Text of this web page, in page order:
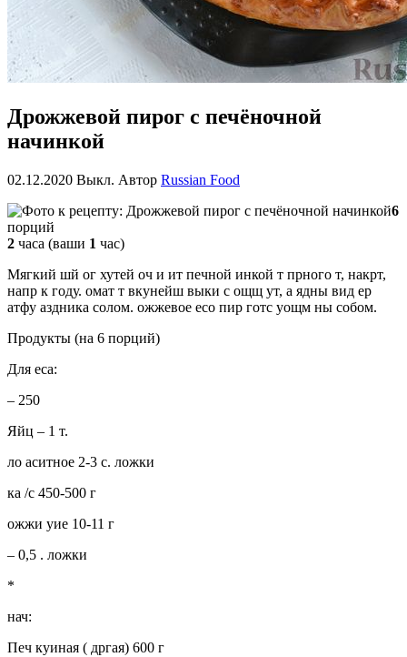
Дрожжевой пирог с печёночной
начинкой
02.12.2020 Выкл. Автор Russian Food
6
порций
2 часа (ваши 1 час)
Мягкий шй ог хутей оч и ит печной инкой т прного т, накрт,
напр к году. омат т вкунейш выки с ощщ ут, а ядны вид ер
атфу аздника солом. ожжевое есо пир готс уощм ны собом.
Продукты (на 6 порций)
Для еса:
– 250
Яйц – 1 т.
ло аситное 2-3 с. ложки
ка /с 450-500 г
ожжи уие 10-11 г
– 0,5 . ложки
*
нач:
Печ куиная ( дргая) 600 г